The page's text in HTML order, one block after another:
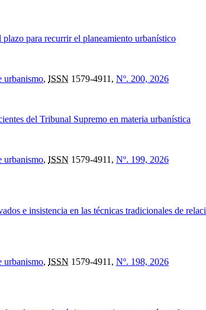
para recurrir el planeamiento urbanístico
urbanismo, ISSN 1579-4911, Nº. 200, 2026
del Tribunal Supremo en materia urbanística
urbanismo, ISSN 1579-4911, Nº. 199, 2026
e insistencia en las técnicas tradicionales de
urbanismo, ISSN 1579-4911, Nº. 198, 2026